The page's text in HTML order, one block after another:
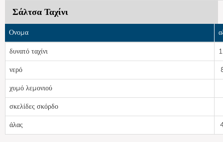
Σάλτσα Ταχίνι
Ονομα
δυνατό ταχίνι
νερό
χυμό λεμονιού
σκελίδες σκόρδο
άλας